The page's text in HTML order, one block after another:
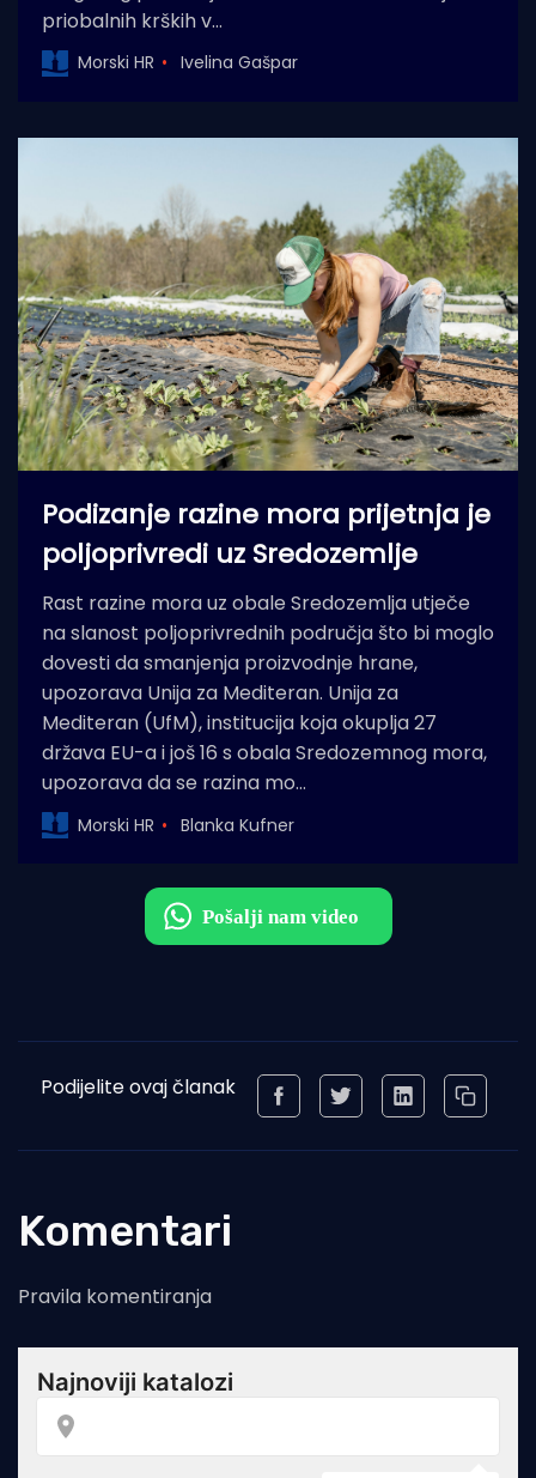
priobalnih krških v…
Morski HR Ivelina Gašpar
Podizanje razine mora prijetnja je
poljoprivredi uz Sredozemlje
Rast razine mora uz obale Sredozemlja utječe
na slanost poljoprivrednih područja što bi moglo
dovesti da smanjenja proizvodnje hrane,
upozorava Unija za Mediteran. Unija za
Mediteran (UfM), institucija koja okuplja 27
država EU-a i još 16 s obala Sredozemnog mora,
upozorava da se razina mo…
Morski HR Blanka Kufner
Podijelite ovaj članak
Komentari
Pravila komentiranja